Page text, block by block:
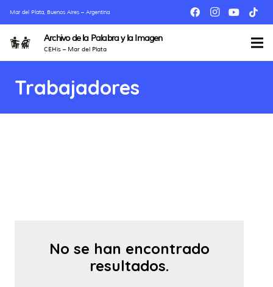
Mar del Plata, Buenos Aires – Argentina
Archivo de la Palabra y la Imagen
CEHis – Mar del Plata
Trabajadores
No se han encontrado
resultados.